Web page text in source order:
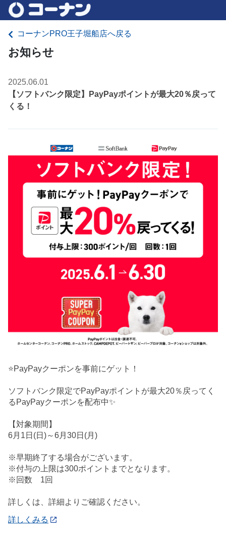
コーナンPRO王子堀船店へ戻る
お知らせ
2025.06.01
【ソフトバンク限定】PayPayポイントが最大20％戻って
くる！
⭐PayPayクーポンを事前にゲット！
ソフトバンク限定でPayPayポイントが最大20％戻ってく
るPayPayクーポンを配布中✨
【対象期間】
6月1日(日)～6月30日(月)
※早期終了する場合がございます。
※付与の上限は300ポイントまでとなります。
※回数 1回
詳しくは、詳細よりご確認ください。
詳しくみる